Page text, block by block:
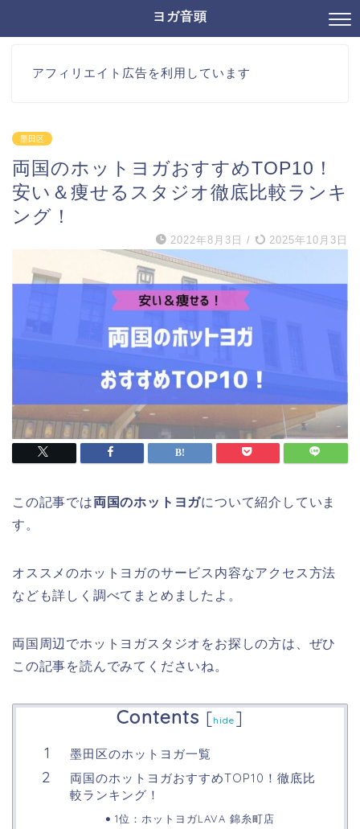
ヨガ音頭
アフィリエイト広告を利用しています
墨田区
両国のホットヨガおすすめTOP10！
安い＆痩せるスタジオ徹底比較ランキ
ング！
2022年8月3日 / 2025年10月3日
この記事では両国のホットヨガについて紹介していま
す。
オススメのホットヨガのサービス内容なアクセス方法
なども詳しく調べてまとめましたよ。
両国周辺でホットヨガスタジオをお探しの方は、ぜひ
この記事を読んでみてくださいね。
Contents [hide ]
墨田区のホットヨガ一覧
両国のホットヨガおすすめTOP10！徹底比
較ランキング！
1位：ホットヨガLAVA 錦糸町店